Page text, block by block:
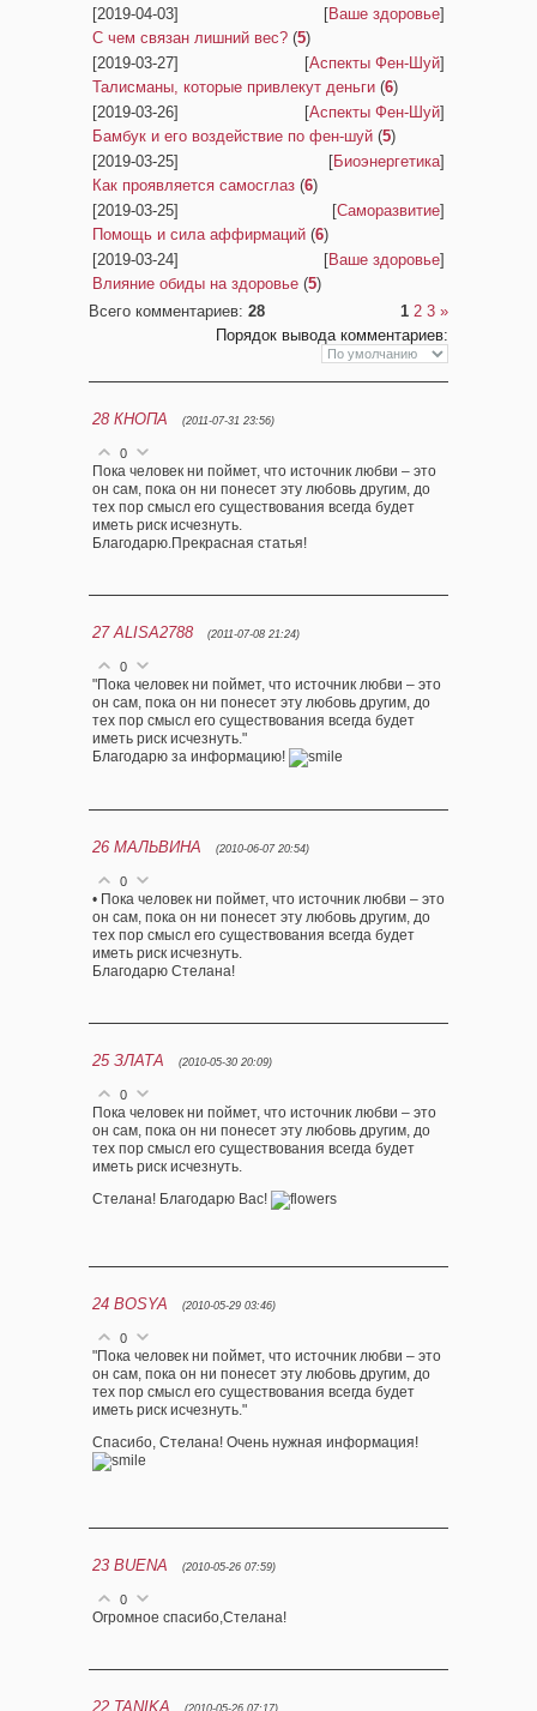
[2019-04-03]
[Ваше здоровье]
С чем связан лишний вес? (5)
[2019-03-27]
[Аспекты Фен-Шуй]
Талисманы, которые привлекут деньги (6)
[2019-03-26]
[Аспекты Фен-Шуй]
Бамбук и его воздействие по фен-шуй (5)
[2019-03-25]
[Биоэнергетика]
Как проявляется самосглаз (6)
[2019-03-25]
[Саморазвитие]
Помощь и сила аффирмаций (6)
[2019-03-24]
[Ваше здоровье]
Влияние обиды на здоровье (5)
Всего комментариев: 28 1 2 3 »
Порядок вывода комментариев:
28 КНОПА (2011-07-31 23:56)
0
Пока человек ни поймет, что источник любви – это
он сам, пока он ни понесет эту любовь другим, до
тех пор смысл его существования всегда будет
иметь риск исчезнуть.
Благодарю.Прекрасная статья!
27 ALISA2788 (2011-07-08 21:24)
0
"Пока человек ни поймет, что источник любви – это
он сам, пока он ни понесет эту любовь другим, до
тех пор смысл его существования всегда будет
иметь риск исчезнуть."
Благодарю за информацию!
26 МАЛЬВИНА (2010-06-07 20:54)
0
• Пока человек ни поймет, что источник любви – это
он сам, пока он ни понесет эту любовь другим, до
тех пор смысл его существования всегда будет
иметь риск исчезнуть.
Благодарю Стелана!
25 ЗЛАТА (2010-05-30 20:09)
0
Пока человек ни поймет, что источник любви – это
он сам, пока он ни понесет эту любовь другим, до
тех пор смысл его существования всегда будет
иметь риск исчезнуть.
Стелана! Благодарю Вас!
24 BOSYA (2010-05-29 03:46)
0
"Пока человек ни поймет, что источник любви – это
он сам, пока он ни понесет эту любовь другим, до
тех пор смысл его существования всегда будет
иметь риск исчезнуть."
Спасибо, Стелана! Очень нужная информация!
23 BUENA (2010-05-26 07:59)
0
Огромное спасибо,Стелана!
22 TANIKA (2010-05-26 07:17)